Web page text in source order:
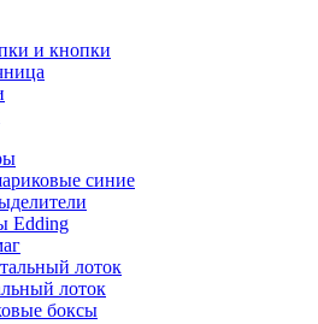
и кнопки
синие
Edding
лоток
лоток
боксы